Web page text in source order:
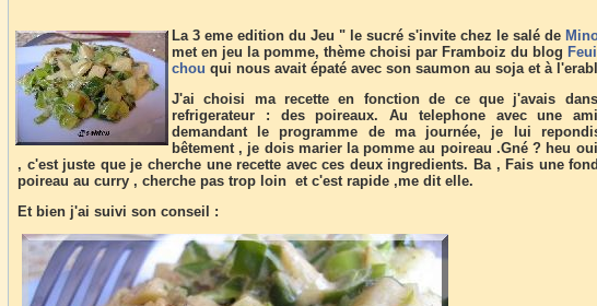
La 3 eme edition du Jeu " le sucré s'invite chez le salé de
met en jeu la pomme, thème choisi par Framboiz du blog
chou qui nous avait épaté avec son saumon au soja et à
J'ai choisi ma recette en fonction de ce que j'avais
refrigerateur : des poireaux. Au telephone avec une
demandant le programme de ma journée, je lui
bêtement , je dois marier la pomme au poireau .Gné ? heu
, c'est juste que je cherche une recette avec ces deux ingredients. Ba , Fais une
poireau au curry , cherche pas trop loin et c'est rapide ,me dit elle.
Et bien j'ai suivi son conseil :